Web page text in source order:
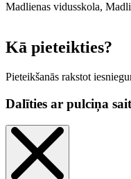
Madlienas vidusskola,
+
Kā pieteikties?
Pieteikšanās rakstot
Dalīties ar pulciņa